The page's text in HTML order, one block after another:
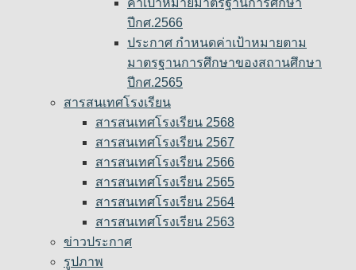
ค่าเป้าหมายมาตรฐานการศึกษา
ปีกศ.2566
ประกาศ กำหนดค่าเป้าหมายตาม
มาตรฐานการศึกษาของสถานศึกษา
ปีกศ.2565
สารสนเทศโรงเรียน
สารสนเทศโรงเรียน 2568
สารสนเทศโรงเรียน 2567
สารสนเทศโรงเรียน 2566
สารสนเทศโรงเรียน 2565
สารสนเทศโรงเรียน 2564
สารสนเทศโรงเรียน 2563
ข่าวประกาศ
รูปภาพ